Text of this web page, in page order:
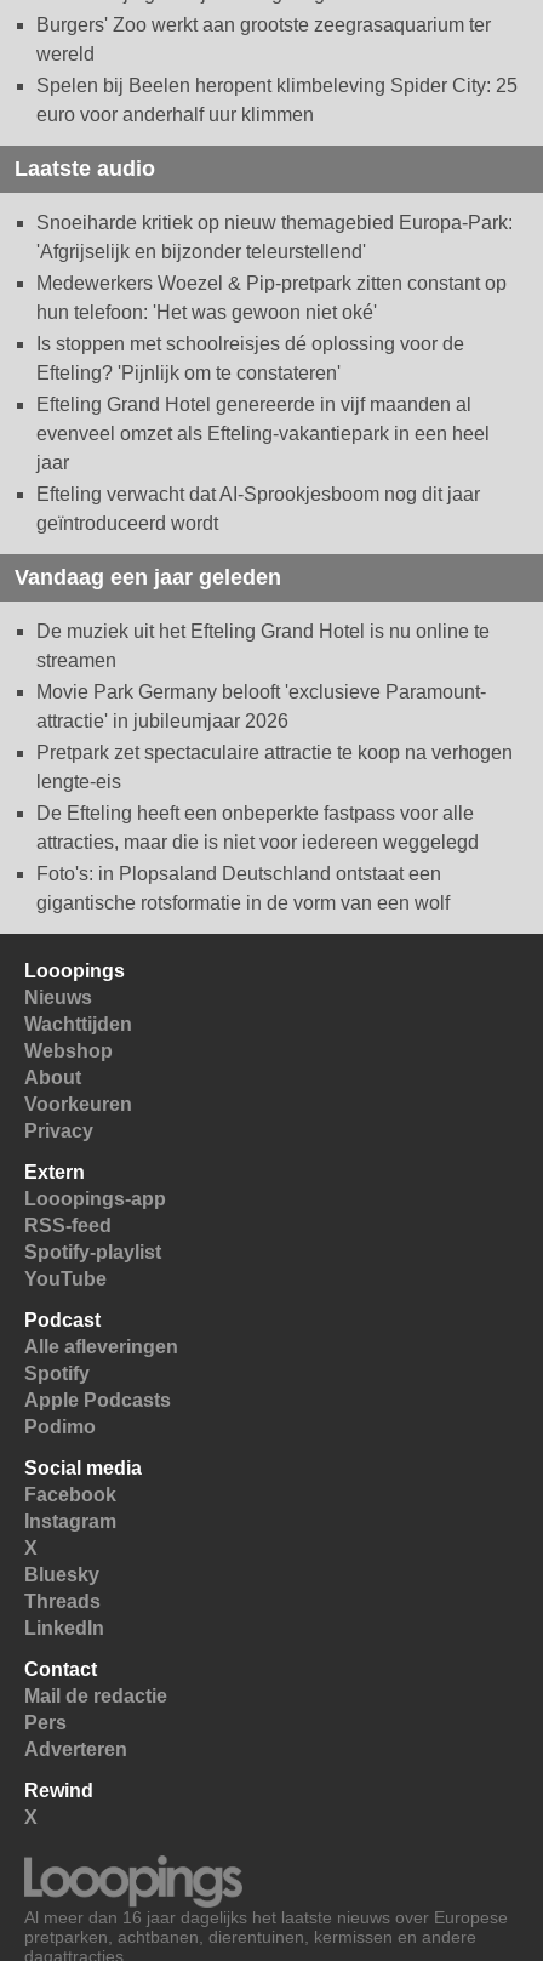
Burgers' Zoo werkt aan grootste zeegrasaquarium ter
wereld
Spelen bij Beelen heropent klimbeleving Spider City: 25
euro voor anderhalf uur klimmen
Laatste audio
Snoeiharde kritiek op nieuw themagebied Europa-Park:
'Afgrijselijk en bijzonder teleurstellend'
Medewerkers Woezel & Pip-pretpark zitten constant op
hun telefoon: 'Het was gewoon niet oké'
Is stoppen met schoolreisjes dé oplossing voor de
Efteling? 'Pijnlijk om te constateren'
Efteling Grand Hotel genereerde in vijf maanden al
evenveel omzet als Efteling-vakantiepark in een heel
jaar
Efteling verwacht dat AI-Sprookjesboom nog dit jaar
geïntroduceerd wordt
Vandaag een jaar geleden
De muziek uit het Efteling Grand Hotel is nu online te
streamen
Movie Park Germany belooft 'exclusieve Paramount-
attractie' in jubileumjaar 2026
Pretpark zet spectaculaire attractie te koop na verhogen
lengte-eis
De Efteling heeft een onbeperkte fastpass voor alle
attracties, maar die is niet voor iedereen weggelegd
Foto's: in Plopsaland Deutschland ontstaat een
gigantische rotsformatie in de vorm van een wolf
Looopings
Nieuws
Wachttijden
Webshop
About
Voorkeuren
Privacy
Extern
Looopings-app
RSS-feed
Spotify-playlist
YouTube
Podcast
Alle afleveringen
Spotify
Apple Podcasts
Podimo
Social media
Facebook
Instagram
X
Bluesky
Threads
LinkedIn
Contact
Mail de redactie
Pers
Adverteren
Rewind
X
Al meer dan 16 jaar dagelijks het laatste nieuws over Europese
pretparken, achtbanen, dierentuinen, kermissen en andere
dagattracties.